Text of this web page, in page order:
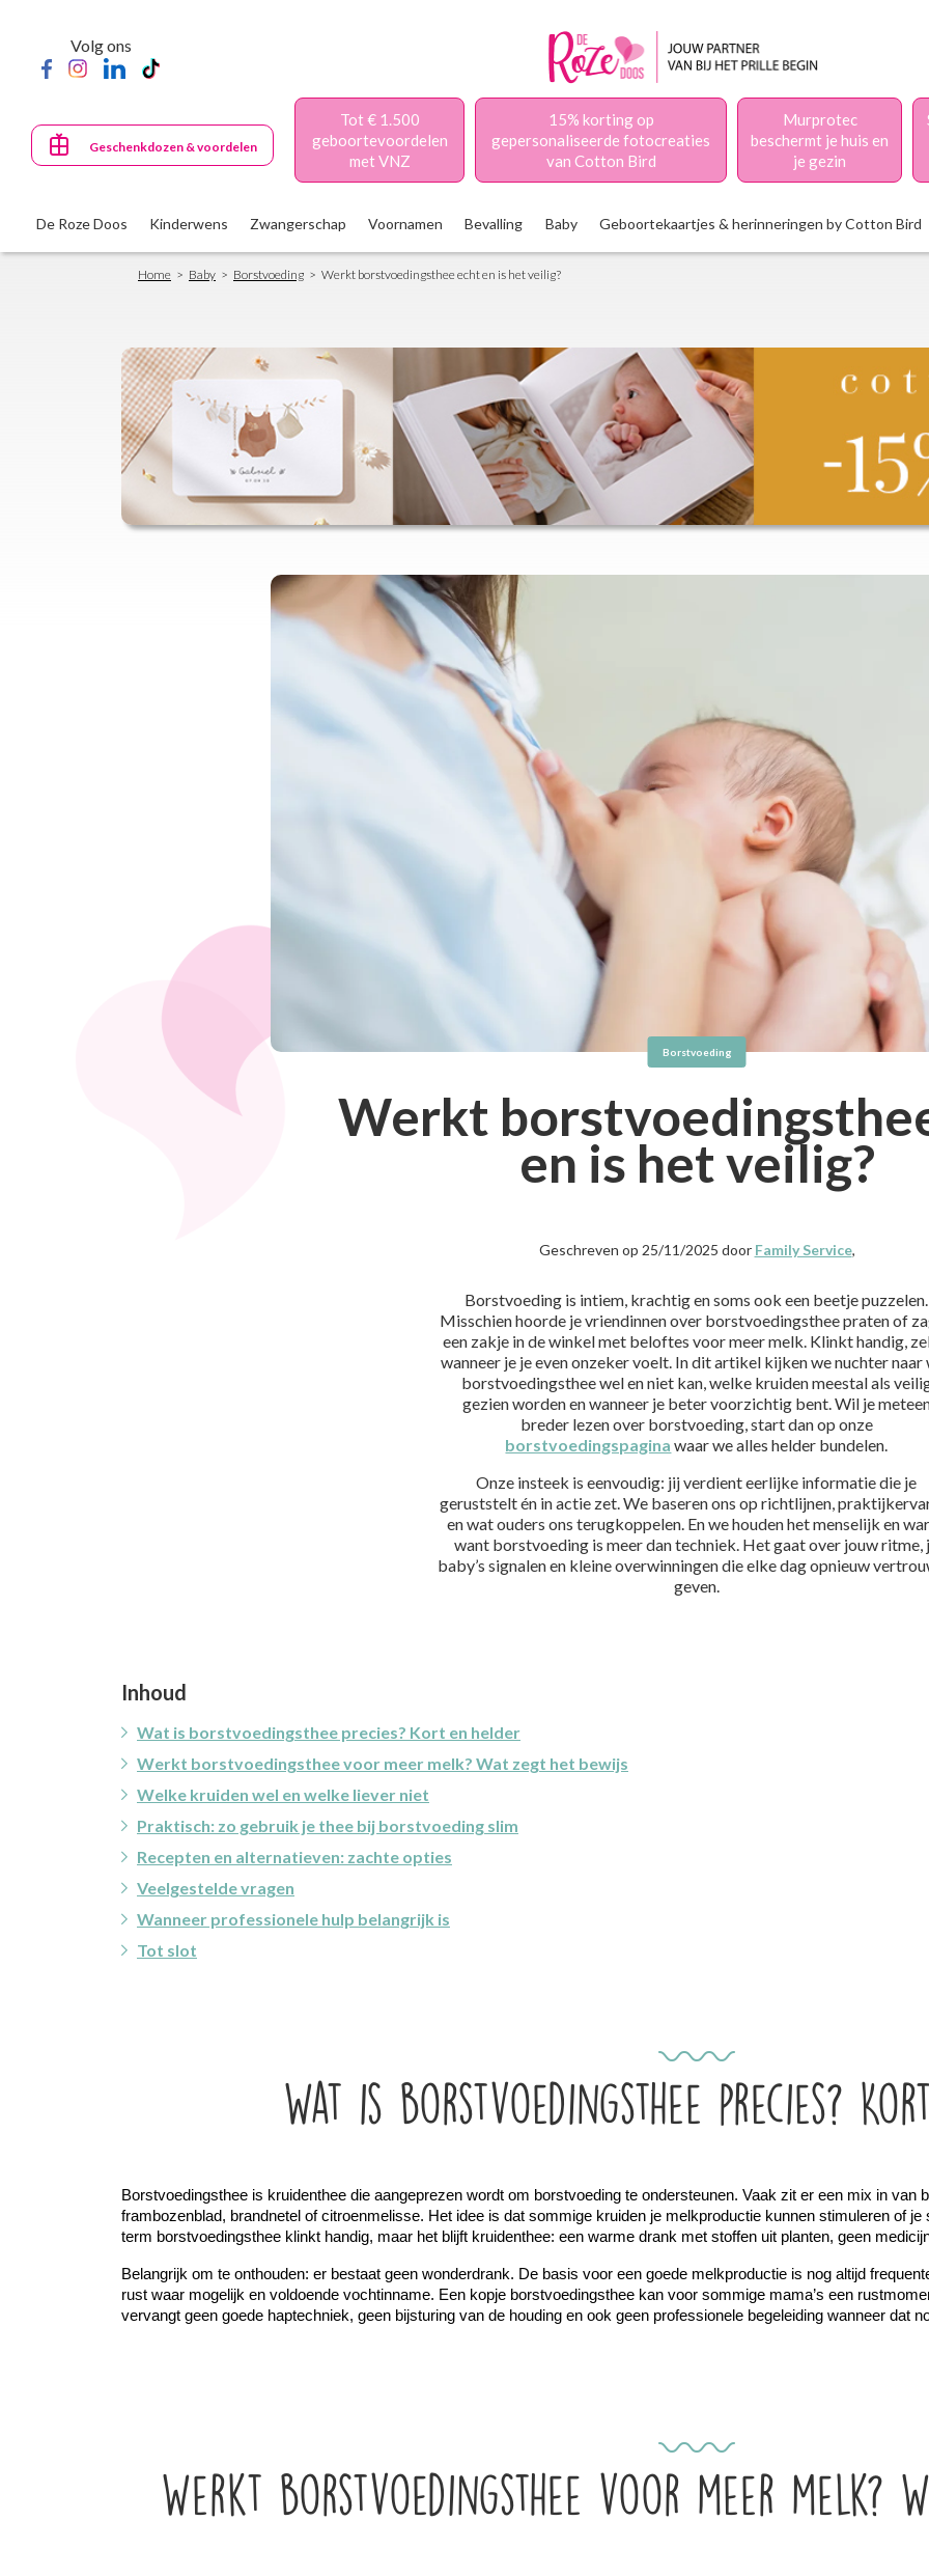
content
Volg ons
Geschenkdozen & voordelen
Tot € 1.500
geboortevoordelen
met VNZ
15% korting op
gepersonaliseerde fotocreaties
van Cotton Bird
Murprotec
beschermt je huis en
je gezin
De Roze Doos Kinderwens Zwangerschap Voornamen Bevalling Baby Geboortekaartjes & herinneringen by Cotton Bird
Breadcrumb
Home Baby Borstvoeding Werkt borstvoedingsthee echt en is het veilig?
Borstvoeding
Werkt
en is het veilig?
Geschreven op 25/11/2025 door Family Service,
Borstvoeding is intiem, krachtig en soms ook een beetje puzzelen.
Misschien hoorde je vriendinnen over borstvoedingsthee praten of
een zakje in de winkel met beloftes voor meer melk. Klinkt handig,
wanneer je je even onzeker voelt. In dit artikel kijken we nuchter naar
borstvoedingsthee wel en niet kan, welke kruiden meestal als
gezien worden en wanneer je beter voorzichtig bent. Wil je
breder lezen over borstvoeding, start dan op onze
borstvoedingspagina waar we alles helder bundelen.
Onze insteek is eenvoudig: jij verdient eerlijke informatie die je
geruststelt én in actie zet. We baseren ons op richtlijnen,
en wat ouders ons terugkoppelen. En we houden het menselijk en
want borstvoeding is meer dan techniek. Het gaat over jouw ritme,
baby’s signalen en kleine overwinningen die elke dag opnieuw
geven.
Inhoud
Wat is borstvoedingsthee precies? Kort en helder
Werkt borstvoedingsthee voor meer melk? Wat zegt het bewijs
Welke kruiden wel en welke liever niet
Praktisch: zo gebruik je thee bij borstvoeding slim
Recepten en alternatieven: zachte opties
Veelgestelde vragen
Wanneer professionele hulp belangrijk is
Tot slot
Wat is borstvoedingsthee precies?
Borstvoedingsthee is kruidenthee die aangeprezen wordt om borstvoeding te ondersteunen. Vaak zit er een mix in van
frambozenblad, brandnetel of citroenmelisse. Het idee is dat sommige kruiden je melkproductie kunnen stimuleren of
term borstvoedingsthee klinkt handig, maar het blijft kruidenthee: een warme drank met stoffen uit planten, geen
Belangrijk om te onthouden: er bestaat geen wonderdrank. De basis voor een goede melkproductie is nog altijd
rust waar mogelijk en voldoende vochtinname. Een kopje borstvoedingsthee kan voor sommige mama’s een
vervangt geen goede haptechniek, geen bijsturing van de houding en ook geen professionele begeleiding wanneer dat
Werkt borstvoedingsthee voor meer melk?